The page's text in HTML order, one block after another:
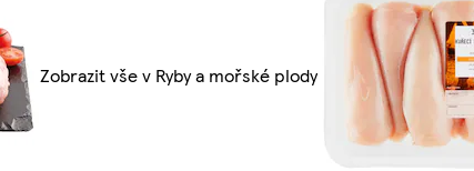
Zobrazit vše v Ryby a mořské plody